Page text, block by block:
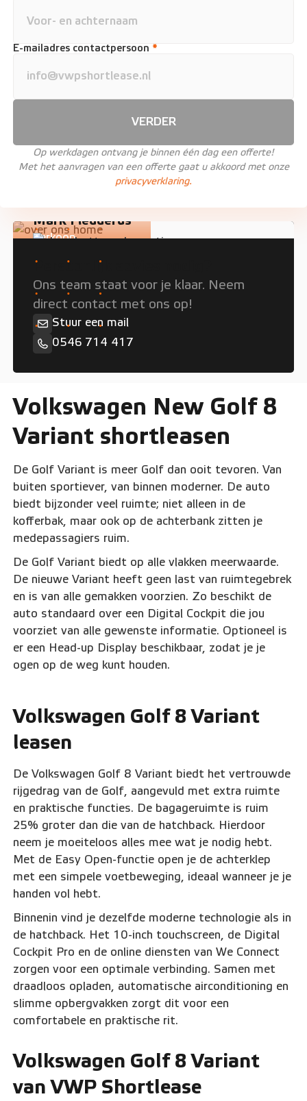
E-mailadres contactpersoon *
VERDER
Op werkdagen ontvang je binnen één dag een offerte!
Met het aanvragen van een offerte gaat u akkoord met onze
privacyverklaring.
Mark Fledderus
Verkoop
Persoonlijk advies nodig?
Ons team staat voor je klaar. Neem
direct contact met ons op!
Stuur een mail
0546 714 417
Volkswagen New Golf 8
Variant shortleasen
De Golf Variant is meer Golf dan ooit tevoren. Van
buiten sportiever, van binnen moderner. De auto
biedt bijzonder veel ruimte; niet alleen in de
kofferbak, maar ook op de achterbank zitten je
medepassagiers ruim.
De Golf Variant biedt op alle vlakken meerwaarde.
De nieuwe Variant heeft geen last van ruimtegebrek
en is van alle gemakken voorzien. Zo beschikt de
auto standaard over een Digital Cockpit die jou
voorziet van alle gewenste informatie. Optioneel is
er een Head-up Display beschikbaar, zodat je je
ogen op de weg kunt houden.
Volkswagen Golf 8 Variant
leasen
De Volkswagen Golf 8 Variant biedt het vertrouwde
rijgedrag van de Golf, aangevuld met extra ruimte
en praktische functies. De bagageruimte is ruim
25% groter dan die van de hatchback. Hierdoor
neem je moeiteloos alles mee wat je nodig hebt.
Met de Easy Open-functie open je de achterklep
met een simpele voetbeweging, ideaal wanneer je je
handen vol hebt.
Binnenin vind je dezelfde moderne technologie als in
de hatchback. Het 10-inch touchscreen, de Digital
Cockpit Pro en de online diensten van We Connect
zorgen voor een optimale verbinding. Samen met
draadloos opladen, automatische airconditioning en
slimme opbergvakken zorgt dit voor een
comfortabele en praktische rit.
Volkswagen Golf 8 Variant
van VWP Shortlease